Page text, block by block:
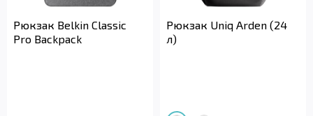
Рюкзак Belkin Classic
Pro Backpack
Рюкзак Uniq Arden (24
л)